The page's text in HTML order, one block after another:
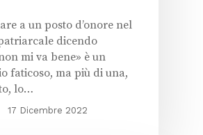
a un posto d’onore nel
dicendo
mi va bene» è un
faticoso, ma più di una,
lo…
17 Dicembre 2022